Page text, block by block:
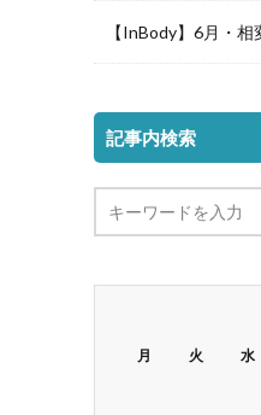
【InBody】6月・
記事内検索
月 火 水